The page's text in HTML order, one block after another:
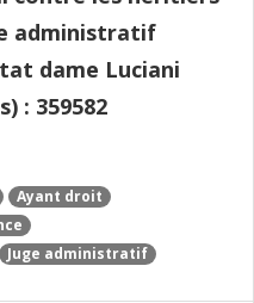
administratif
dame Luciani
: 359582
Ayant droit
Juge administratif